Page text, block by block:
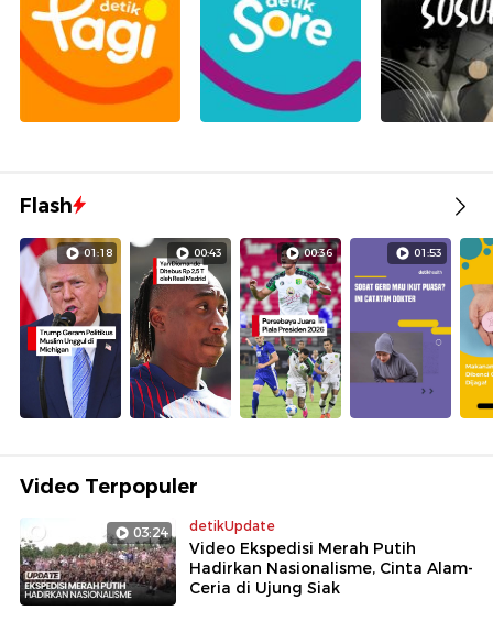
Flash
01:18 00:43 00:36 01:53
Video Terpopuler
03:24 detikUpdate
Video Ekspedisi Merah Putih
Hadirkan Nasionalisme, Cinta Alam-
Ceria di Ujung Siak